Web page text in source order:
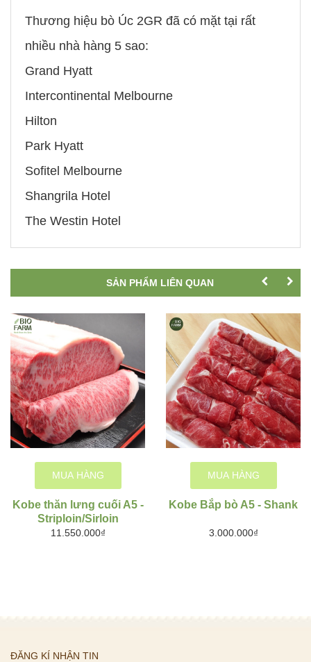
Thương hiệu bò Úc 2GR đã có mặt tại rất
nhiều nhà hàng 5 sao:
Grand Hyatt
Intercontinental Melbourne
Hilton
Park Hyatt
Sofitel Melbourne
Shangrila Hotel
The Westin Hotel
SẢN PHẨM LIÊN QUAN
MUA HÀNG
Kobe thăn lưng cuối A5 -
Striploin/Sirloin
11.550.000₫
MUA HÀNG
Kobe Bắp bò A5 - Shank
3.000.000₫
ĐĂNG KÍ NHẬN TIN